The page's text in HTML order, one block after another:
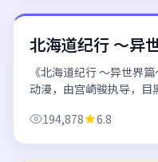
日本
北海道纪行 ～异
《北海道纪行 ～异世界
动漫，由宫崎骏执导，目
顾。 欢迎通过日韩电影电
194,878 6.8